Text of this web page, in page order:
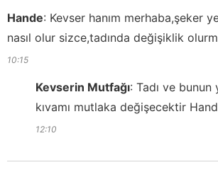
Hande: Kevser hanım merhaba,şeker
nasıl olur sizce,tadında değişiklik
10:15
Kevserin Mutfağı: Tadı ve bunun
kıvamı mutlaka değişecektir
12:10